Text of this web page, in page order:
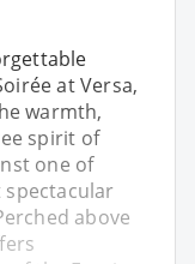
at Versa,
warmth,
spirit of
one of
above